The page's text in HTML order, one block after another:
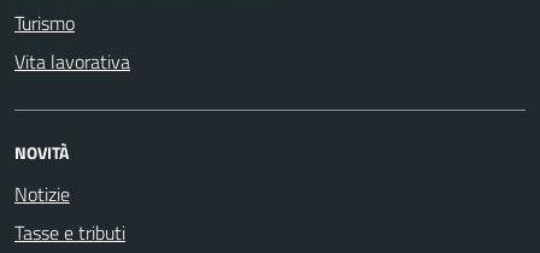
Turismo
Vita lavorativa
NOVITÀ
Notizie
Tasse e tributi